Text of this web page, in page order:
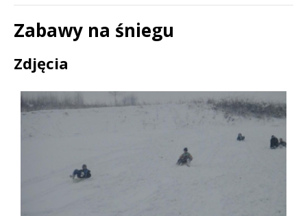
Zabawy na śniegu
Treść
Zdjęcia